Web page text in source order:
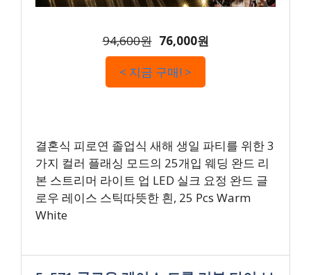
94,600원 76,000원
< 지금 구매! >
결혼식 피로연 졸업식 새해 생일 파티를 위한 3
가지 컬러 플래싱 모드의 25개입 웨딩 완드 리
본 스트리머 라이트 업 LED 실크 요정 완드 글
로우 레이스 스틱따뜻한 흰, 25 Pcs Warm
White